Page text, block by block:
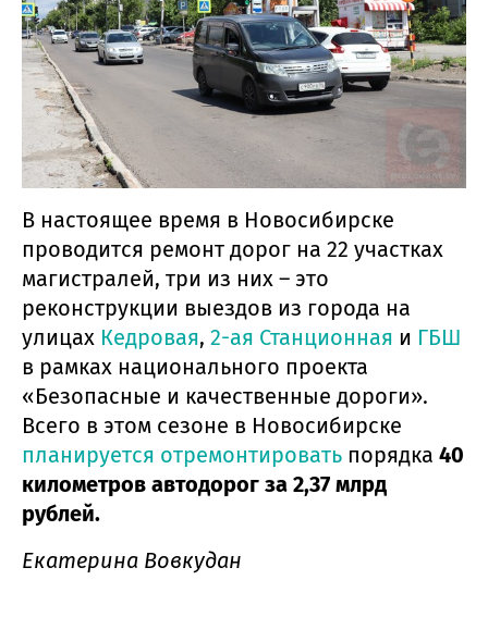
В настоящее время в Новосибирске
проводится ремонт дорог на 22 участках
магистралей, три из них – это
реконструкции выездов из города на
улицах Кедровая, 2-ая Станционная и ГБШ
в рамках национального проекта
«Безопасные и качественные дороги».
Всего в этом сезоне в Новосибирске
планируется отремонтировать порядка 40
километров автодорог за 2,37 млрд
рублей.
Екатерина Вовкудан